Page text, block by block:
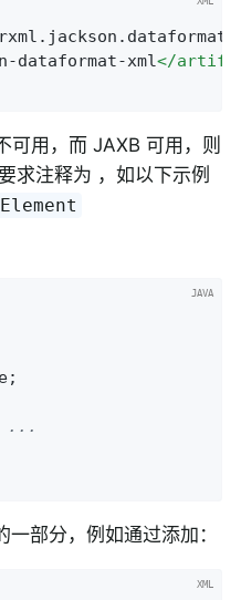
dataformat-xml</
用，而 JAXB 可用，则
求注释为 ，如以下示例
...
部分，例如通过添加：